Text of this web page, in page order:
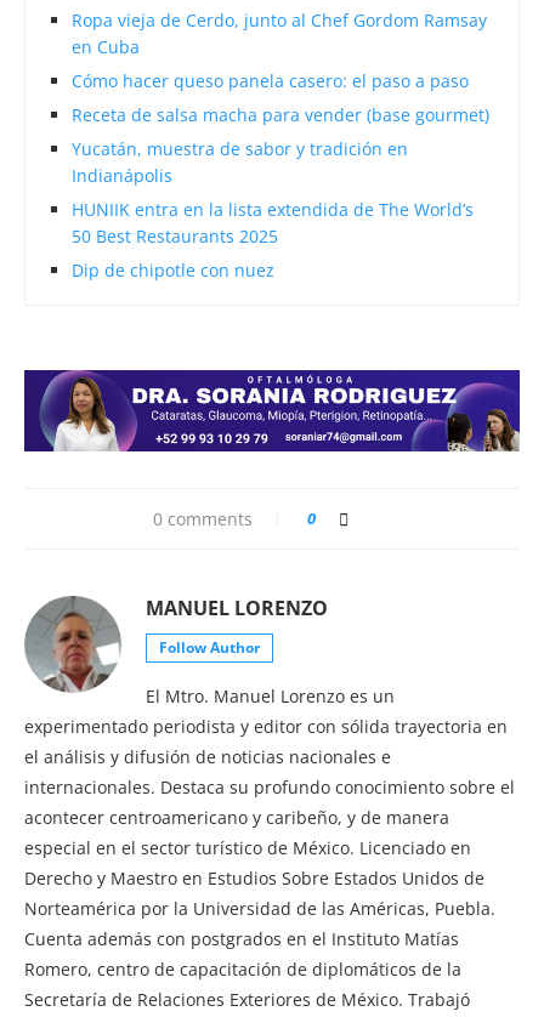
Ropa vieja de Cerdo, junto al Chef Gordom Ramsay
en Cuba
Cómo hacer queso panela casero: el paso a paso
Receta de salsa macha para vender (base gourmet)
Yucatán, muestra de sabor y tradición en
Indianápolis
HUNIIK entra en la lista extendida de The World’s
50 Best Restaurants 2025
Dip de chipotle con nuez
0 comments 0
MANUEL LORENZO
Follow Author
El Mtro. Manuel Lorenzo es un
experimentado periodista y editor con sólida trayectoria en
el análisis y difusión de noticias nacionales e
internacionales. Destaca su profundo conocimiento sobre el
acontecer centroamericano y caribeño, y de manera
especial en el sector turístico de México. Licenciado en
Derecho y Maestro en Estudios Sobre Estados Unidos de
Norteamérica por la Universidad de las Américas, Puebla.
Cuenta además con postgrados en el Instituto Matías
Romero, centro de capacitación de diplomáticos de la
Secretaría de Relaciones Exteriores de México. Trabajó